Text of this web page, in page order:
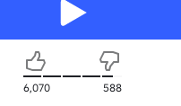
6,070 588